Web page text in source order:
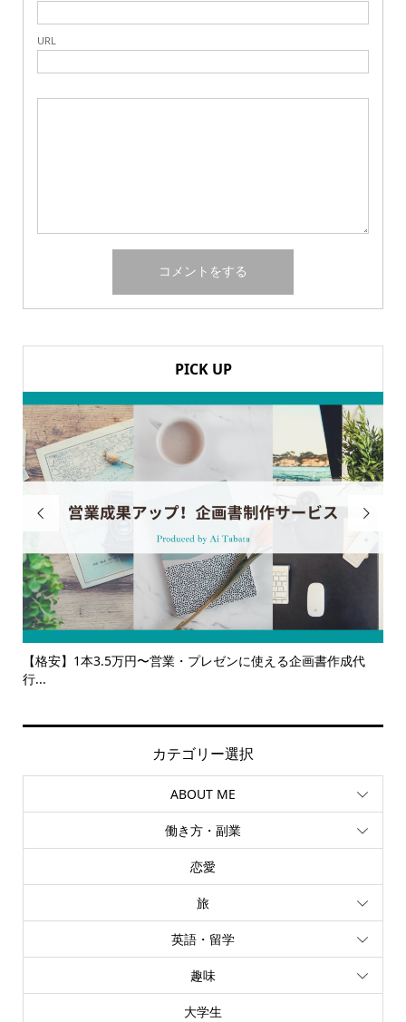
URL
PICK UP

【サービス一覧】広報・企画・デザインの単発依頼からトータ

カテゴリー選択
ABOUT ME
働き方・副業
恋愛
旅
英語・留学
趣味
大学生